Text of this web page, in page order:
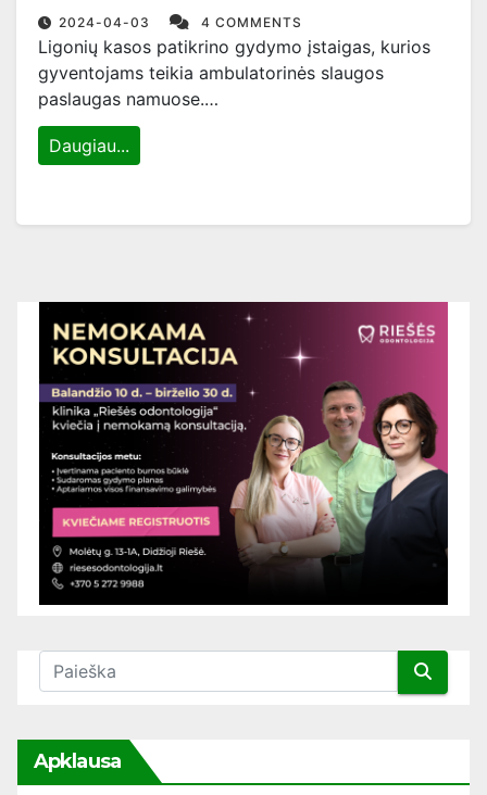
2024-04-03 4 COMMENTS
Ligonių kasos patikrino gydymo įstaigas, kurios
gyventojams teikia ambulatorinės slaugos
paslaugas namuose.…
Daugiau...
Apklausa